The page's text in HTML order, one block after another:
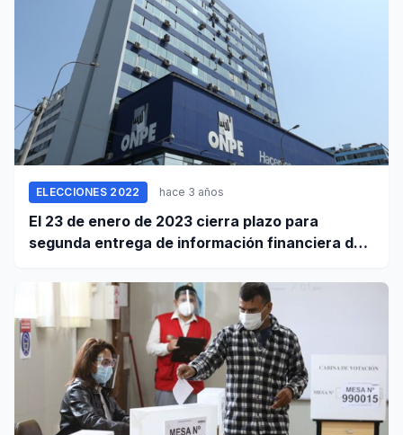
ELECCIONES 2022 hace 3 años
El 23 de enero de 2023 cierra plazo para
segunda entrega de información financiera de